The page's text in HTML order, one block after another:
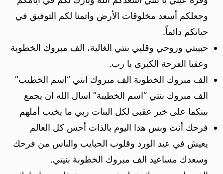
وجعلكم أسعد مخلوقات الأرض واتمنا لكم التوفيق في
حياتكم دائماً.
حبيبتي وروحي وقلبي بنتي الغالية، الف مبروك الخطوبة
وعقبا الفرحة الكبرى يا رب.
الف مبروك الخطوبة الف مبروك ابني “اسم الخطيب”
الف مبروك بنتي “اسم الخطيبة” اسال الله ان يجمع
بينكما على خير عقبى لكل البنات ربي ما يخيب أملهم
فرحك أنت وبس هذا اليوم بالذات أحس كل العالم
يعيش في عيد الورد وقلوب الحبايب والناس من فرحك
وسعدك مساعيد الف مبروك الخطوبة بنيتي.